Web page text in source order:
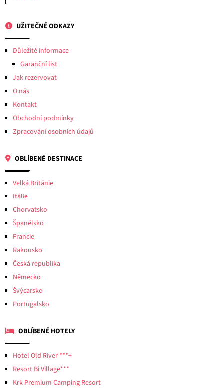
UŽITEČNÉ ODKAZY
Důležité informace
Garanční list
Jak rezervovat
O nás
Kontakt
Obchodní podmínky
Zpracování osobních údajů
OBLÍBENÉ DESTINACE
Velká Británie
Itálie
Chorvatsko
Španělsko
Francie
Rakousko
Česká republika
Německo
Švýcarsko
Portugalsko
OBLÍBENÉ HOTELY
Hotel Old River ***+
Resort Bi Village***
Krk Premium Camping Resort